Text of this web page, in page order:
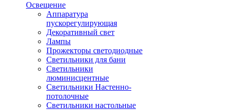
Освещение
Аппаратура
пускорегулирующая
Декоративный свет
Лампы
Прожекторы светодиодные
Светильники для бани
Светильники
люминисцентные
Светильники Настенно-
потолочные
Светильники настольные